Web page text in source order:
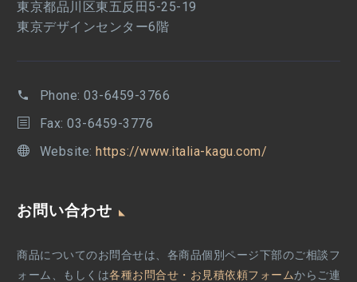
東京都品川区東五反田5-25-19
東京デザインセンター6階
Phone: 03-6459-3766
Fax: 03-6459-3776
Website: https://www.italia-kagu.com/
お問い合わせ
商品についてのお問合せは、各商品個別ページ下部のご相談フ
ォーム、もしくは各種お問合せ・お見積依頼フォームからご連